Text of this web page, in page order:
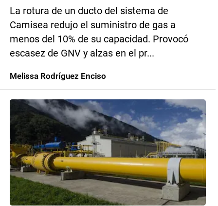
La rotura de un ducto del sistema de
Camisea redujo el suministro de gas a
menos del 10% de su capacidad. Provocó
escasez de GNV y alzas en el pr...
Melissa Rodríguez Enciso